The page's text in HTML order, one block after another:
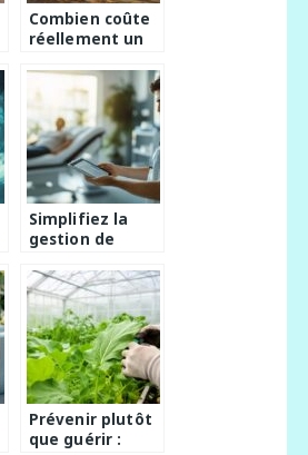
Combien coûte
réellement un
d’aveugle et
comment est-il
financé ?
Simplifiez la
gestion de
avec un logiciel
Kine : maitrisez
votre
facturation en 3
clics
Prévenir plutôt
que guérir :